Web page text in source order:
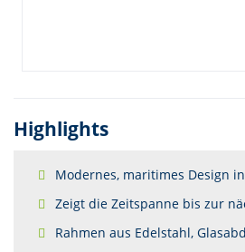
Highlights
Modernes, maritimes Design
Zeigt die Zeitspanne bis zur
Rahmen aus Edelstahl,